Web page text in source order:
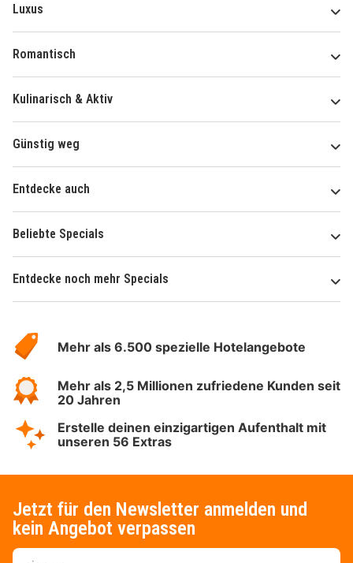
Luxus
Romantisch
Kulinarisch & Aktiv
Günstig weg
Entdecke auch
Beliebte Specials
Entdecke noch mehr Specials
Hotelspecials
Mehr als 6.500 spezielle Hotelangebote
Mehr als 2,5 Millionen zufriedene Kunden seit
20 Jahren
Erstelle deinen einzigartigen Aufenthalt mit
unseren 56 Extras
Jetzt für den Newsletter anmelden und
kein Angebot verpassen